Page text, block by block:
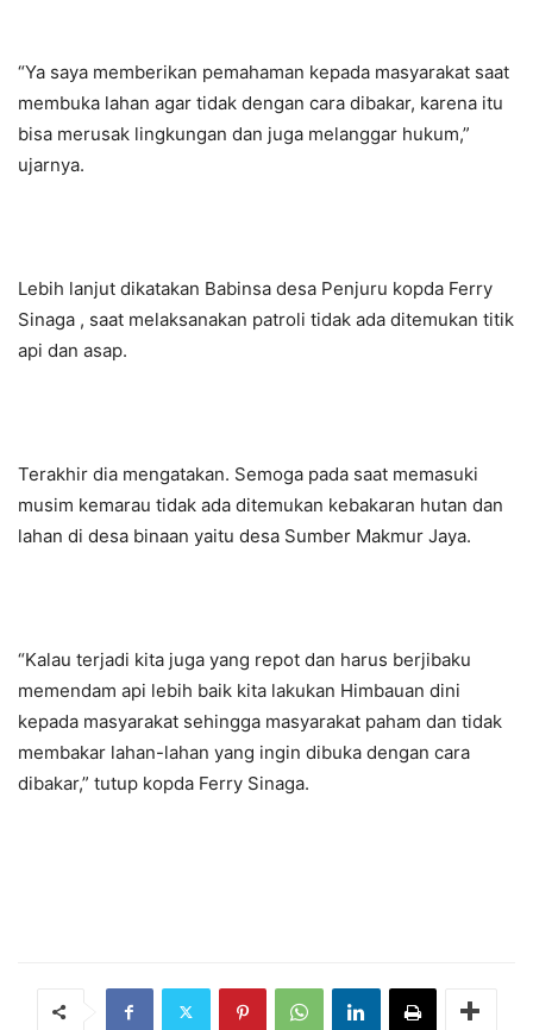
“Ya saya memberikan pemahaman kepada masyarakat saat
membuka lahan agar tidak dengan cara dibakar, karena itu
bisa merusak lingkungan dan juga melanggar hukum,”
ujarnya.
Lebih lanjut dikatakan Babinsa desa Penjuru kopda Ferry
Sinaga , saat melaksanakan patroli tidak ada ditemukan titik
api dan asap.
Terakhir dia mengatakan. Semoga pada saat memasuki
musim kemarau tidak ada ditemukan kebakaran hutan dan
lahan di desa binaan yaitu desa Sumber Makmur Jaya.
“Kalau terjadi kita juga yang repot dan harus berjibaku
memendam api lebih baik kita lakukan Himbauan dini
kepada masyarakat sehingga masyarakat paham dan tidak
membakar lahan-lahan yang ingin dibuka dengan cara
dibakar,” tutup kopda Ferry Sinaga.